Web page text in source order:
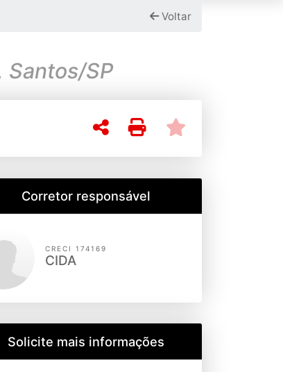
Voltar
na Aparecida, Santos/SP
Corretor responsável
CRECI 174169
CIDA
Solicite mais informações